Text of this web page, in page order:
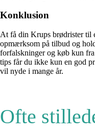
Konklusion
At få din Krups brødrister til
opmærksom på tilbud og
forfalskninger og køb kun
tips får du ikke kun en god
vil nyde i mange år.
Ofte